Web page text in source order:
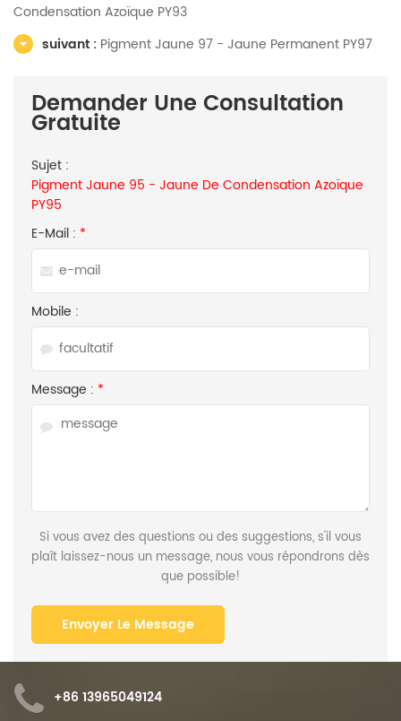
Condensation Azoïque PY93
suivant : Pigment Jaune 97 - Jaune Permanent PY97
Demander Une Consultation
Gratuite
Sujet :
Pigment Jaune 95 - Jaune De Condensation Azoïque
PY95
E-Mail : *
Mobile :
Message : *
Si vous avez des questions ou des suggestions, s'il vous
plaît laissez-nous un message, nous vous répondrons dès
que possible!
+86 13965049124